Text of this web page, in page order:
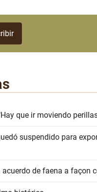
que ir moviendo
suspendido para
de faena a façon